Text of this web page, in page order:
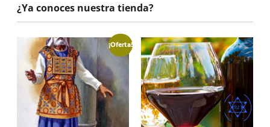
¿Ya conoces nuestra tienda?
¡Oferta!